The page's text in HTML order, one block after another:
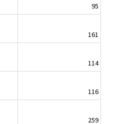
95
161
114
116
259